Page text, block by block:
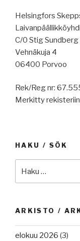
Helsingfors
C/0 Stig Sundberg
Vehnäkuja 4
06400 Porvoo
Rek/Reg nr:
Merkitty
HAKU / SÖK
ARKISTO /
elokuu 2026 (3)